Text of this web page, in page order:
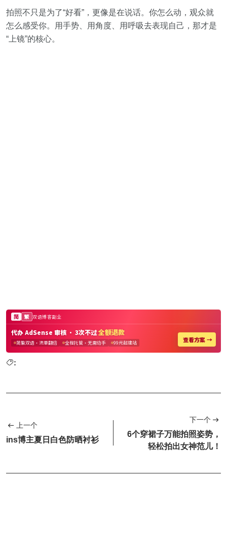
拍照不只是为了“好看”，更像是在说话。你怎么动，观众就
怎么感受你。用手势、用角度、用呼吸去表现自己，那才是
“上镜”的核心。
:
上一个
ins博主夏日白色防晒衬衫
下一个
6个穿裙子万能拍照姿势，
轻松拍出女神范儿！